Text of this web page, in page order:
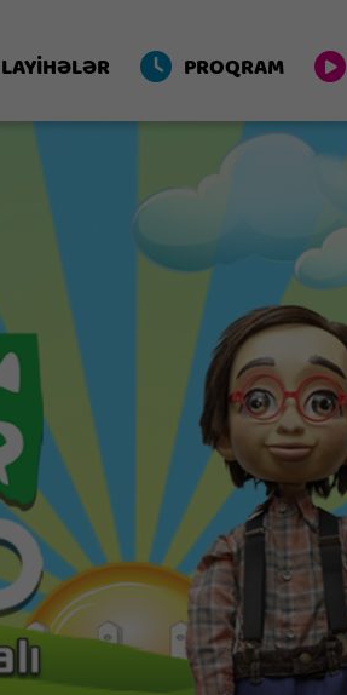
LAYİHƏLƏR PROQRAM